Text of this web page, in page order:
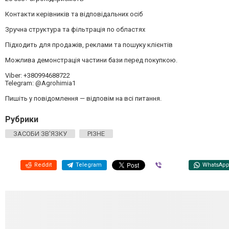
Контакти керівників та відповідальних осіб
Зручна структура та фільтрація по областях
Підходить для продажів, реклами та пошуку клієнтів
Можлива демонстрація частини бази перед покупкою.
Viber: +380994688722
Telegram: @Agrohimia1
Пишіть у повідомлення — відповім на всі питання.
Рубрики
ЗАСОБИ ЗВ'ЯЗКУ РІЗНЕ
Reddit Telegram WhatsApp